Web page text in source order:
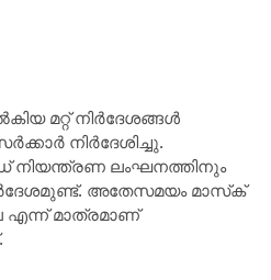
മറ്റ് നിര്‍ദേശങ്ങള്‍
നിര്‍ദേശിച്ചു.
നിയന്ത്രണ ലംഘനത്തിനും
അതേസമയം മാസ്‌ക്
എന്ന് മാത്രമാണ്